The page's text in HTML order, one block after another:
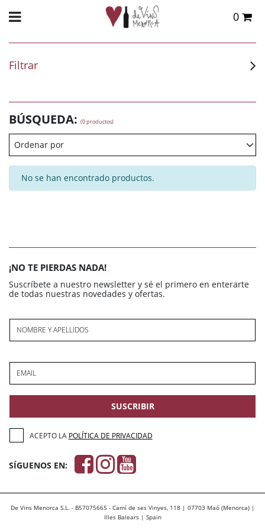
0
Filtrar
BÚSQUEDA: (0 productos)
Ordenar por
No se han encontrado productos.
¡NO TE PIERDAS NADA!
Suscríbete a nuestro newsletter y sé el primero en enterarte
de todas nuestras novedades y ofertas.
NOMBRE Y APELLIDOS
EMAIL
SUSCRIBIR
ACEPTO LA POLÍTICA DE PRIVACIDAD
SÍGUENOS EN:
De Vins Menorca S.L. - B57075665 - Camí de ses Vinyes, 118 | 07703 Maó (Menorca) |
Illes Balears | Spain